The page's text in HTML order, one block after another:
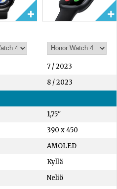
7 / 2023
8 / 2023
1,75"
390 x 450
AMOLED
Kyllä
Neliö